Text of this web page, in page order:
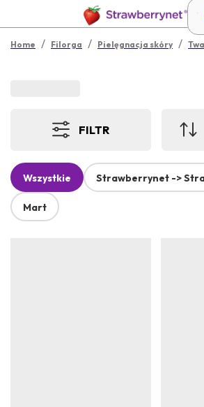
Home / Filorga / Pielęgnacja skóry /
FILTR
Wszystkie Strawberrynet ->
Mart